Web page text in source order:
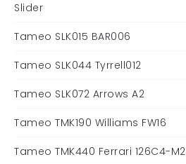
Slider
Tameo SLK015 BAR006
Tameo SLK044 Tyrrell012
Tameo SLK072 Arrows A2
Tameo TMK190 Williams FW16
Tameo TMK440 Ferrari 126C4-M2